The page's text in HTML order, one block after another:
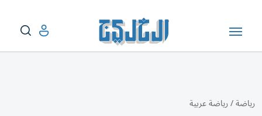
رياضة/رياضة عربية